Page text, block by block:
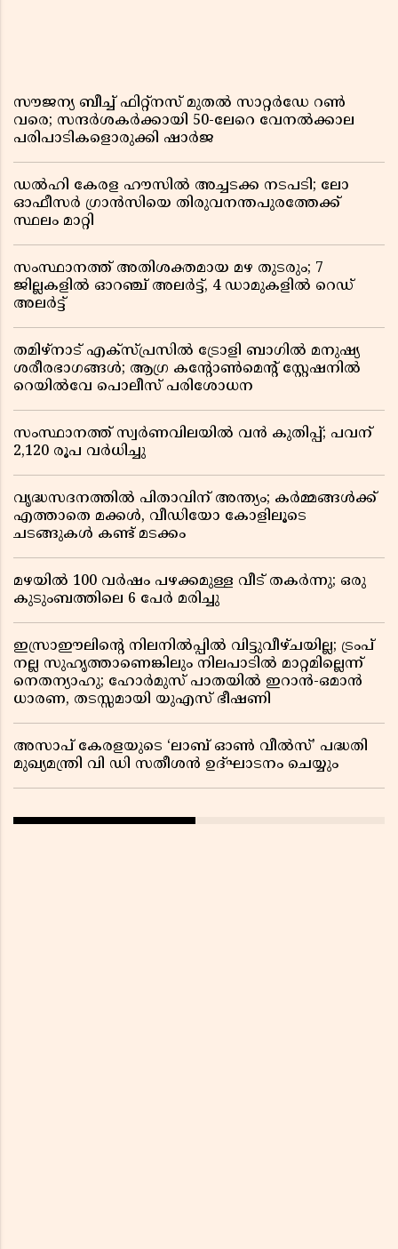
സൗജന്യ ബീച്ച് ഫിറ്റ്നസ് മുതൽ സാറ്റർഡേ റൺ
വരെ; സന്ദർശകർക്കായി 50-ലേറെ വേനൽക്കാല
പരിപാടികളൊരുക്കി ഷാർജ
ഡൽഹി കേരള ഹൗസിൽ അച്ചടക്ക നടപടി; ലോ
ഓഫീസർ ഗ്രാൻസിയെ തിരുവനന്തപുരത്തേക്ക്
സ്ഥലം മാറ്റി
സംസ്ഥാനത്ത് അതിശക്തമായ മഴ തുടരും; 7
ജില്ലകളിൽ ഓറഞ്ച് അലർട്ട്, 4 ഡാമുകളിൽ റെഡ്
അലർട്ട്
തമിഴ്‌നാട് എക്സ്പ്രസിൽ ട്രോളി ബാഗിൽ മനുഷ്യ
ശരീരഭാഗങ്ങൾ; ആഗ്ര കൻ്റോൺമെൻ്റ് സ്റ്റേഷനിൽ
റെയിൽവേ പൊലീസ് പരിശോധന
സംസ്ഥാനത്ത് സ്വര്‍ണവിലയില്‍ വന്‍ കുതിപ്പ്; പവന്
2,120 രൂപ വര്‍ധിച്ചു
വൃദ്ധസദനത്തിൽ പിതാവിന് അന്ത്യം; കർമ്മങ്ങൾക്ക്
എത്താതെ മക്കൾ, വീഡിയോ കോളിലൂടെ
ചടങ്ങുകൾ കണ്ട് മടക്കം
മഴയിൽ 100 വർഷം പഴക്കമുള്ള വീട് തകർന്നു; ഒരു
കുടുംബത്തിലെ 6 പേർ മരിച്ചു
ഇസ്രാഈലിന്റെ നിലനിൽപ്പിൽ വിട്ടുവീഴ്ചയില്ല; ട്രംപ്
നല്ല സുഹൃത്താണെങ്കിലും നിലപാടിൽ മാറ്റമില്ലെന്ന്
നെതന്യാഹു; ഹോർമുസ് പാതയിൽ ഇറാൻ-ഒമാൻ
ധാരണ, തടസ്സമായി യുഎസ് ഭീഷണി
അസാപ് കേരളയുടെ ‘ലാബ് ഓൺ വീൽസ്’ പദ്ധതി
മുഖ്യമന്ത്രി വി ഡി സതീശൻ ഉദ്ഘാടനം ചെയ്യും